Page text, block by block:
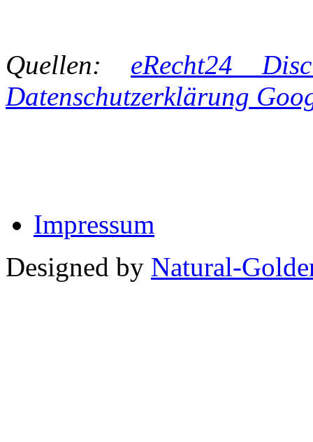
Quellen: eRecht24
Datenschutzerklärung
Impressum
Designed by Natural-